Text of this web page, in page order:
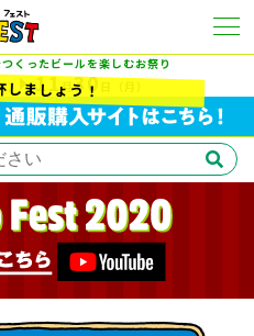
くったビールを楽しむお祭り
） 11月30
ましょう！